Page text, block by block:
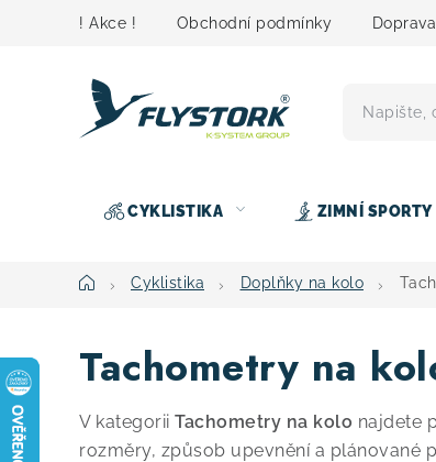
! Akce ! Obchodní podmínky
CYKLISTIKA ZIMNÍ SPORTY
DomůCyklistika Doplňky na kolo
Tachometry na
V kategorii Tachometry na kolo najdete
rozměry, způsob upevnění a plánované